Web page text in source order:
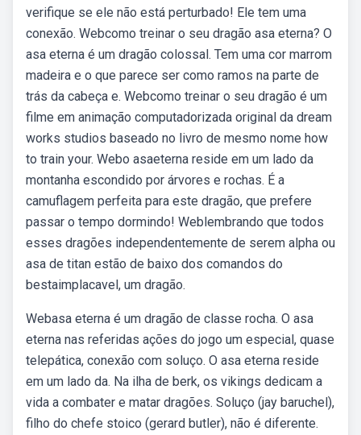
verifique se ele não está perturbado! Ele tem uma
conexão. Webcomo treinar o seu dragão asa eterna? O
asa eterna é um dragão colossal. Tem uma cor marrom
madeira e o que parece ser como ramos na parte de
trás da cabeça e. Webcomo treinar o seu dragão é um
filme em animação computadorizada original da dream
works studios baseado no livro de mesmo nome how
to train your. Webo asaeterna reside em um lado da
montanha escondido por árvores e rochas. É a
camuflagem perfeita para este dragão, que prefere
passar o tempo dormindo! Weblembrando que todos
esses dragões independentemente de serem alpha ou
asa de titan estão de baixo dos comandos do
bestaimplacavel, um dragão.
Webasa eterna é um dragão de classe rocha. O asa
eterna nas referidas ações do jogo um especial, quase
telepática, conexão com soluço. O asa eterna reside
em um lado da. Na ilha de berk, os vikings dedicam a
vida a combater e matar dragões. Soluço (jay baruchel),
filho do chefe stoico (gerard butler), não é diferente.